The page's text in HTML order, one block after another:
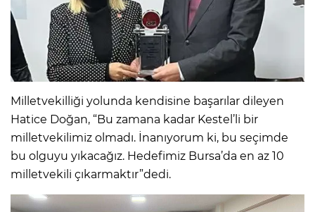
Milletvekilliği yolunda kendisine başarılar dileyen
Hatice Doğan, “Bu zamana kadar Kestel’li bir
milletvekilimiz olmadı. İnanıyorum ki, bu seçimde
bu olguyu yıkacağız. Hedefimiz Bursa’da en az 10
milletvekili çıkarmaktır”dedi.